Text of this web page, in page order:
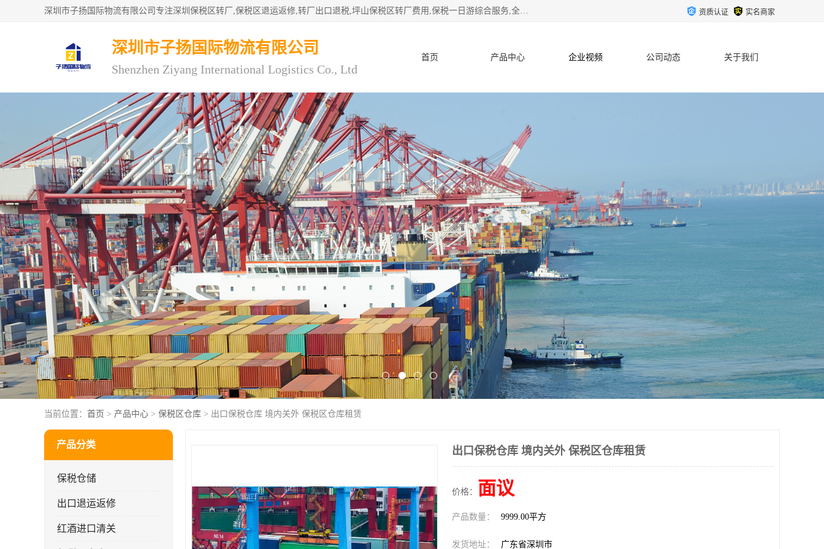
深圳市子扬国际物流有限公司专注深圳保税区转厂,保税区退运返修,转厂出口退税,坪山保税区转厂费用,保税一日游综合服务,全程托管，公司是严格按照“专业化定位、综合化经营、差异化发展”的经营思路建立的现代第三方物流，在通关业务、保税区仓储、退运返修、供应链金融方面具有较强的竞争优势。公司秉承“高效专业、服务客户、创新发展”的经营理念，已发展成为国内外知名企业的战略合作商。 资质认证 实名商家
深圳市子扬国际物流有限公司
Shenzhen Ziyang International Logistics Co., Ltd
首页 产品中心 企业视频 公司动态 关于我们
当前位置： 首页 > 产品中心 > 保税区仓库 > 出口保税仓库 境内关外 保税区仓库租赁
产品分类
保税仓储
出口退运返修
红酒进口清关
出口保税仓库 境内关外 保税区仓库租赁
价格： 面议
产品数量： 9999.00平方
发货地址： 广东省深圳市